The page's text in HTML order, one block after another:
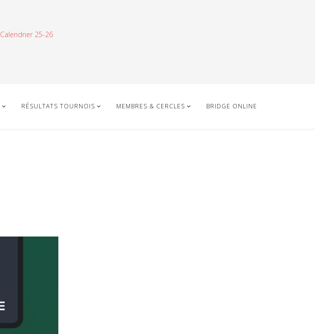
Calendrier 25-26
RÉSULTATS TOURNOIS MEMBRES & CERCLES BRIDGE ONLINE